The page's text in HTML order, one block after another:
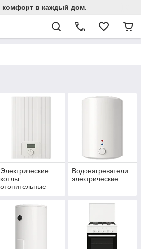
комфорт в каждый дом.
Электрические
котлы
отопительные
Водонагреватели
электрические